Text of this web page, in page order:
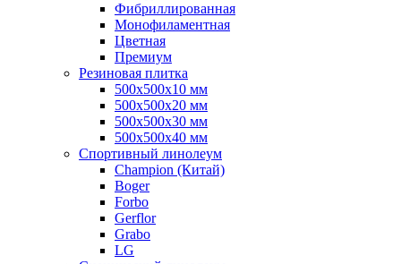
Фибриллированная
Монофиламентная
Цветная
Премиум
Резиновая плитка
500х500х10 мм
500х500х20 мм
500х500х30 мм
500х500х40 мм
Спортивный линолеум
Champion (Китай)
Boger
Forbo
Gerflor
Grabo
LG